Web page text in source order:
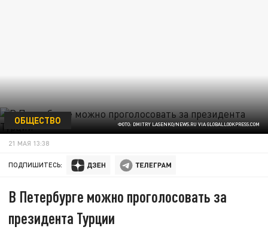
ФОТО: DMITRY LASENKO/NEWS.RU VIA GLOBALLOOKPRESS.COM
ОБЩЕСТВО
21 МАЯ 13:38
ПОДПИШИТЕСЬ:
В Петербурге можно проголосовать за
президента Турции